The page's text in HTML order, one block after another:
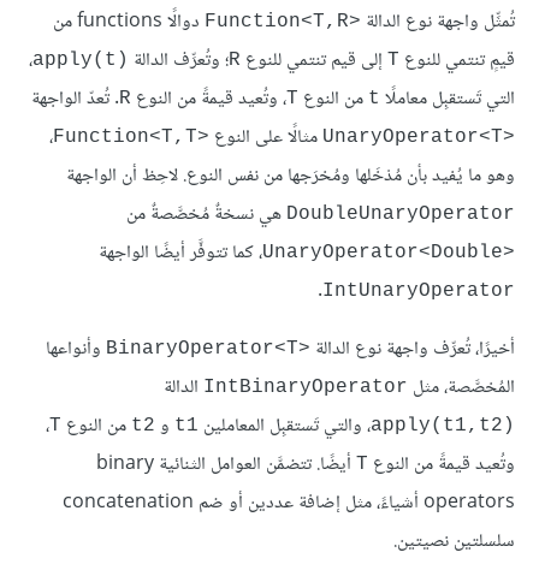
تُمثِّل واجهة نوع الدالة Function<T,R>‎
دوالًا functions من
قيمٍ تنتمي للنوع T إلى قيم تنتمي للنوع R؛ وتُعرِّف الدالة apply(t)‎،
التي تَستقبِل معاملًا t من النوع T، وتُعيد قيمةً من النوع R. تُعدّ الواجهة
UnaryOperator<T>‎ مثالًا على النوع Function<T,T>‎،
وهو ما يُفيد بأن مُدْخَلها ومُخرَجها من نفس النوع. لاحِظ أن الواجهة
DoubleUnaryOperator هي نسخةٌ مُخصَّصةٌ من
UnaryOperator<Double>‎، كما تتوفَّر أيضًا الواجهة
IntUnaryOperator
.
أخيرًا، تُعرِّف واجهة نوع الدالة BinaryOperator<T>‎ وأنواعها
المُخصَّصة، مثل IntBinaryOperator الدالة
apply(t1,t2)‎، والتي تَستقبِل المعاملين t1 و t2 من النوع T،
وتُعيد قيمةً من النوع T
أيضًا. تتضمَّن العوامل الثنائية binary
operators أشياءً، مثل إضافة عددين أو ضم concatenation
سلسلتين نصيتين.